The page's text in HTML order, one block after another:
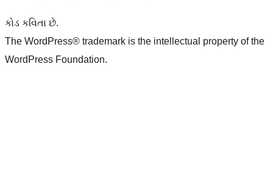
કોડ કવિતા છે.
The WordPress® trademark is the intellectual property of the
WordPress Foundation.